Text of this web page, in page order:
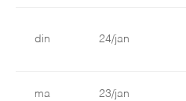
din 24/jan
ma 23/jan